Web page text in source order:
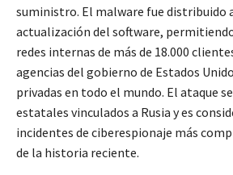
suministro. El malware fue distribuido
actualización del software,
redes internas de más de 18.000
agencias del gobierno de Estados
privadas en todo el mundo. El ataque
estatales vinculados a Rusia y es
incidentes de ciberespionaje más
de la historia reciente.